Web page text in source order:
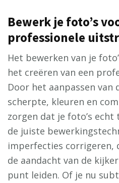
Bewerk je foto’s
professionele
Het bewerken van je
het creëren van een
Door het aanpassen van
scherpte, kleuren en
zorgen dat je foto’s
de juiste
imperfecties corrigeren,
de aandacht van de
punt leiden. Of je nu